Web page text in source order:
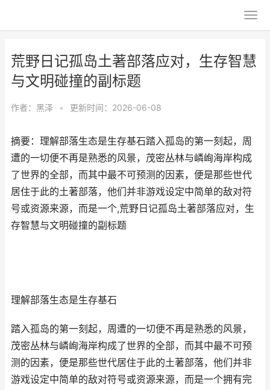
荒野日记孤岛土著部落应对，生存智慧
与文明碰撞的副标题
作者： 黑泽 • 更新时间：2026-06-08
摘要：理解部落生态是生存基石踏入孤岛的第一刻起，周
遭的一切便不再是熟悉的风景，茂密丛林与嶙峋海岸构成
了世界的全部，而其中最不可预测的因素，便是那些世代
居住于此的土著部落，他们并非游戏设定中简单的敌对符
号或资源来源，而是一个,荒野日记孤岛土著部落应对，生
存智慧与文明碰撞的副标题
理解部落生态是生存基石
踏入孤岛的第一刻起，周遭的一切便不再是熟悉的风景，
茂密丛林与嶙峋海岸构成了世界的全部，而其中最不可预
测的因素，便是那些世代居住于此的土著部落，他们并非
游戏设定中简单的敌对符号或资源来源，而是一个拥有完